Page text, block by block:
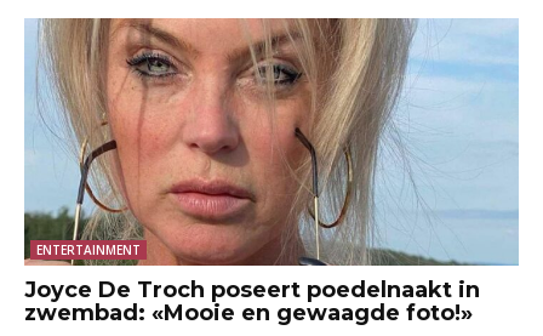
ENTERTAINMENT
Joyce De Troch poseert poedelnaakt in
zwembad: «Mooie en gewaagde foto!»